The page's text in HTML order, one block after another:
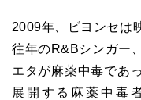
2009年、ビヨンセは
往年のR&Bシンガー
エタが麻薬中毒であ
展開する麻薬中毒